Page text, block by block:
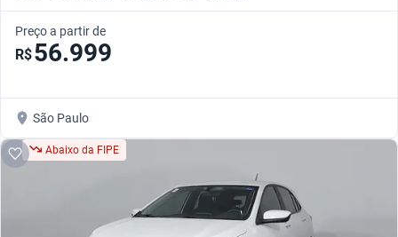
Preço a partir de
R$56.999
São Paulo
Abaixo da FIPE